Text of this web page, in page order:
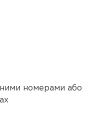
номерами або